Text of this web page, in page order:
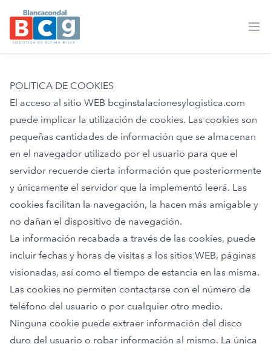
BCG
POLITICA DE COOKIES
El acceso al sitio WEB bcginstalacionesylogistica.com
puede implicar la utilización de cookies. Las cookies son
pequeñas cantidades de información que se almacenan
en el navegador utilizado por el usuario para que el
servidor recuerde cierta información que posteriormente
y únicamente el servidor que la implementó leerá. Las
cookies facilitan la navegación, la hacen más amigable y
no dañan el dispositivo de navegación.
La información recabada a través de las cookies, puede
incluir fechas y horas de visitas a los sitios WEB, páginas
visionadas, así como el tiempo de estancia en las misma.
Las cookies no permiten contactarse con el número de
teléfono del usuario o por cualquier otro medio.
Ninguna cookie puede extraer información del disco
duro del usuario o robar información al mismo. La única